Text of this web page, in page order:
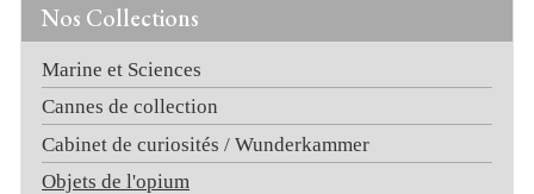
Nos Collections
Marine et Sciences
Cannes de collection
Cabinet de curiosités / Wunderkammer
Objets de l'opium